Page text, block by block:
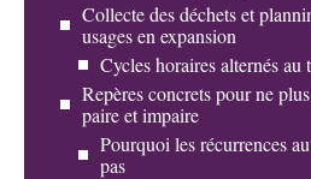
Collecte des déchets et
usages en expansion
Cycles horaires alternés au
Repères concrets pour ne
paire et impaire
Pourquoi les récurrences
pas